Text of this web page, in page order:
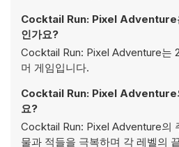
Cocktail Run: Pixel Adventure
인가요?
Cocktail Run: Pixel Adventure는
머 게임입니다.
Cocktail Run: Pixel Adventure
요?
Cocktail Run: Pixel Adventure의
물과 적들을 극복하며 각 레벨의